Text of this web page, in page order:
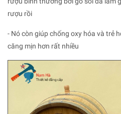
rượu rồi
- Nó còn giúp chống oxy hóa và trẻ
căng mịn hơn rất nhiều